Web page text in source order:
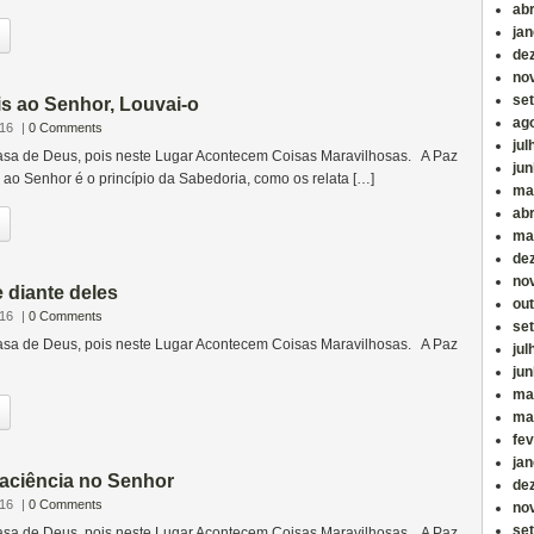
ao Senhor, Louvai-o
| 0 Comments
de Deus, pois neste Lugar Acontecem Coisas Maravilhosas. A Paz
Senhor é o princípio da Sabedoria, como os relata […]
diante deles
| 0 Comments
de Deus, pois neste Lugar Acontecem Coisas Maravilhosas. A Paz
no Senhor
| 0 Comments